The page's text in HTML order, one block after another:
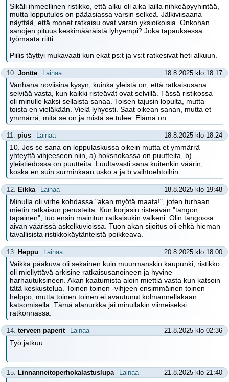
Sikäli ihmeellinen ristikko, että alku oli aika lailla nihkeäpyyhintää,
mutta lopputulos on pääasiassa varsin selkeä. Jälkiviisaana
näyttää, että monet ratkaisu ovat varsin yksioikoisia. Onkohan
sanojen pituus keskimääräistä lyhyempi? Joka tapauksessa
työmaata riitti.
Piilis täyttyi mukavaati kun ekat ps:t ja vs:t ratkesivat heti alkuun.
10. Jontte Lainaa 18.8.2025 klo 18:17
Vanhana noviisina kysyn, kuinka yleistä on, että ratkaisusana
selviää vasta, kun kaikki risteävät ovat selvillä. Tässä ristikossa
oli minulle kaksi sellaista sanaa. Toisen tajusin lopulta, mutta
toista en vieläkään. Vielä lyhyesti. Saat oikean sanan, mutta et
ymmärrä, mitä se on ja mistä se tulee. Elämä on.
11. pius Lainaa 18.8.2025 klo 18:24
10. Jos se sana on loppulaskussa oikein mutta et ymmärrä
yhteyttä vihjeeseen niin, a) hoksnokassa on puutteita, b)
yleistiedossa on puutteita. Luultavasti sana kuitenkin väärin,
koska en suin surminkaan usko a ja b vaihtoehtoihin.
12. Eikka Lainaa 18.8.2025 klo 19:48
Minulla oli virhe kohdassa "akan myötä maata!", joten turhaan
mietin ratkaisun perusteita. Kun korjasin risteävän "tangon
tapainen", tuo ensin mainitun ratkaisukin valkeni. Olin tangossa
aivan väärissä askelkuvioissa. Tuon akan sijoitus oli ehkä hieman
tavallisista ristikkokäytänteistä poikkeava.
13. Heppu Lainaa 20.8.2025 klo 18:00
Vaikka pääkuva oli sekainen kuin muurmanskin kaupunki, ristikko
oli miellyttävä arkisine ratkaisusanoineen ja hyvine
harhautuksineen. Akan kaatumista aloin miettiä vasta kun katsoin
tätä keskustelua. Toinen toinen -vihjeen ensimmäinen toinen
helppo, mutta toinen toinen ei avautunut kolmannellakaan
katsomisella. Tämä alanurkka jäi minullakin viimeiseksi
ratkonnassa.
14. terveen paperit Lainaa 21.8.2025 klo 02:36
Työ jatkuu.
15. Linnanneitoperhokalastuslupa Lainaa 21.8.2025 klo 21:40